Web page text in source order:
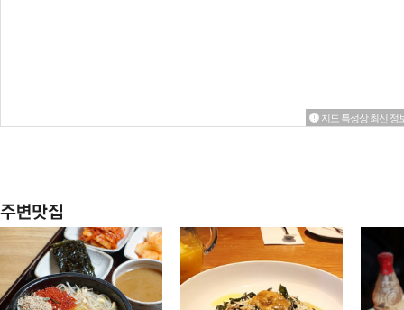
지도 특성상 최신 정